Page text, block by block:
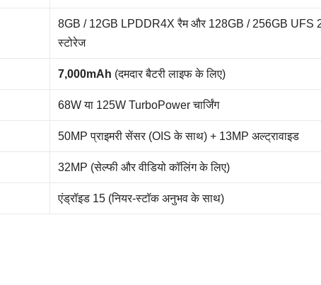
8GB / 12GB LPDDR4X रैम और 128GB / 256GB UFS
स्टोरेज
7,000mAh (दमदार बैटरी लाइफ के लिए)
68W या 125W TurboPower चार्जिंग
50MP प्राइमरी सेंसर (OIS के साथ) + 13MP अल्ट्रावाइड
32MP (सेल्फी और वीडियो कॉलिंग के लिए)
एंड्रॉइड 15 (नियर-स्टॉक अनुभव के साथ)